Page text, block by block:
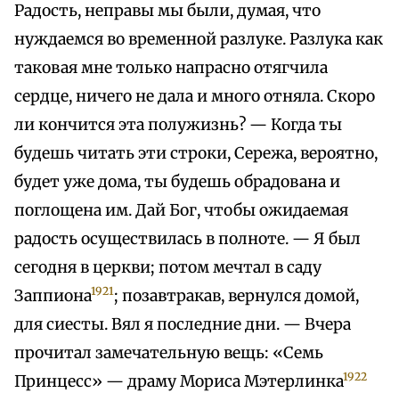
Радость, неправы мы были, думая, что
нуждаемся во временной разлуке. Разлука как
таковая мне только напрасно отягчила
сердце, ничего не дала и много отняла. Скоро
ли кончится эта полужизнь? — Когда ты
будешь читать эти строки, Сережа, вероятно,
будет уже дома, ты будешь обрадована и
поглощена им. Дай Бог, чтобы ожидаемая
радость осуществилась в полноте. — Я был
сегодня в церкви; потом мечтал в саду
Заппиона1921; позавтракав, вернулся домой,
для сиесты. Вял я последние дни. — Вчера
прочитал замечательную вещь: «Семь
Принцесс» — драму Мориса Мэтерлинка1922